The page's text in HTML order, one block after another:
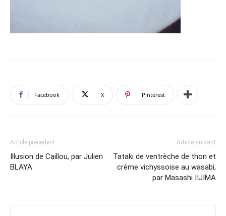
Facebook X Pinterest
Article précédent
Illusion de Caillou, par Julien
BLAYA
Article suivant
Tataki de ventrèche de thon et
crème vichyssoise au wasabi,
par Masashi IIJIMA